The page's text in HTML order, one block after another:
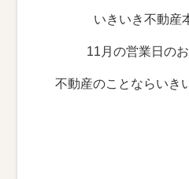
いきいき不動産
11月の営業日の
不動産のことならいき